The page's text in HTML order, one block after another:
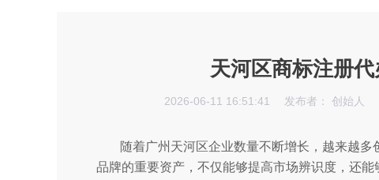
天河区商标注册
2026-06-11 16:51:41 发布者： 创始人
随着广州天河区企业数量不断增长，越来越
品牌的重要资产，不仅能够提高市场辨识度，还